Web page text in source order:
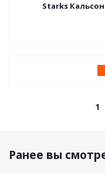
Starks
1
Ранее вы